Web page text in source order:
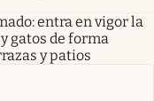
entra en vigor la
gatos de forma
y patios